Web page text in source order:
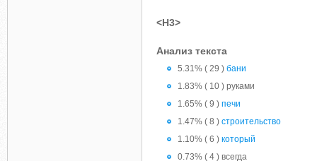
<H3>
Анализ текста
5.31% ( 29 ) бани
1.83% ( 10 ) руками
1.65% ( 9 ) печи
1.47% ( 8 ) строительство
1.10% ( 6 ) который
0.73% ( 4 ) всегда